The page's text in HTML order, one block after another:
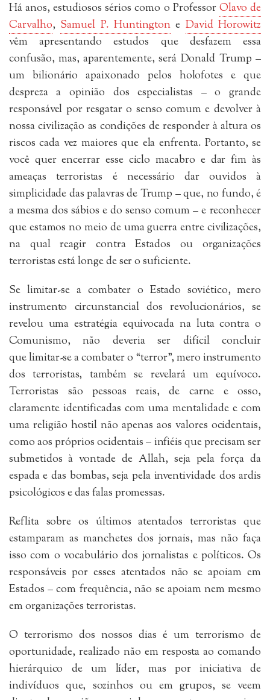
Há anos, estudiosos sérios como o ProfessorOlavo de
Carvalho, Samuel P. Huntingtone David Horowitz
vêm apresentando estudos que desfazem essa
confusão, mas, aparentemente, será Donald Trump –
um bilionário apaixonado pelos holofotes e que
despreza a opinião dos especialistas – o grande
responsável por resgatar o senso comum e devolver à
nossa civilização as condições de responder à altura os
riscos cada vez maiores que ela enfrenta. Portanto, se
você quer encerrar esse ciclo macabro e dar fim às
ameaças terroristas é necessário dar ouvidos à
simplicidade das palavras de Trump – que, no fundo, é
a mesma dos sábios e do senso comum – e reconhecer
que estamos no meio de uma guerra entre civilizações,
na qual reagir contra Estados ou organizações
terroristas está longe de ser o suficiente.
Se limitar-se a combater o Estado soviético, mero
instrumento circunstancial dos revolucionários, se
revelou uma estratégia equivocada na luta contra o
Comunismo, não deveria ser difícil concluir
que limitar-se a combater o “terror”, mero instrumento
dos terroristas, também se revelará um equívoco.
Terroristas são pessoas reais, de carne e osso,
claramente identificadas com uma mentalidade e com
uma religião hostil não apenas aos valores ocidentais,
como aos próprios ocidentais – infiéis que precisam ser
submetidos à vontade de Allah, seja pela força da
espada e das bombas, seja pela inventividade dos ardis
psicológicos e das falas promessas.
Reflita sobre os últimos atentados terroristas que
estamparam as manchetes dos jornais, mas não faça
isso com o vocabulário dos jornalistas e políticos. Os
responsáveis por esses atentados não se apoiam em
Estados – com frequência, não se apoiam nem mesmo
em organizações terroristas.
O terrorismo dos nossos dias é um terrorismo de
oportunidade, realizado não em resposta ao comando
hierárquico de um líder, mas por iniciativa de
indivíduos que, sozinhos ou em grupos, se veem